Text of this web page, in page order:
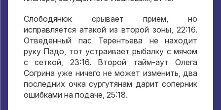
Слободянюк срывает прием,но
исправляется атакой из второй зоны, 22:16.
Отведенный пас Терентьева не находит
руку Падо, тот устраивает рыбалку с мячом
с сеткой, 23:16. Второй тайм-аут Олега
Согрина уже ничего не может изменить,два
последних очка сургутянам дарит соперник
ошибками на подаче, 25:18.